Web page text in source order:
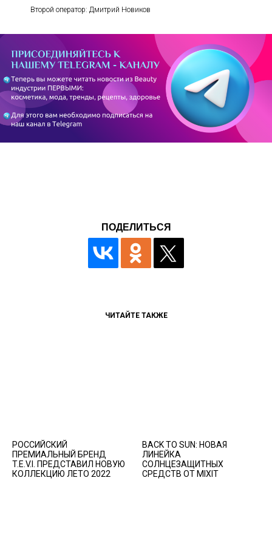
Второй оператор: Дмитрий Новиков
ПОДЕЛИТЬСЯ
ЧИТАЙТЕ ТАКЖЕ
РОССИЙСКИЙ
ПРЕМИАЛЬНЫЙ БРЕНД
T.E.V.I. ПРЕДСТАВИЛ НОВУЮ
КОЛЛЕКЦИЮ ЛЕТО 2022
BACK TO SUN: НОВАЯ
ЛИНЕЙКА
СОЛНЦЕЗАЩИТНЫХ
СРЕДСТВ ОТ MIXIT